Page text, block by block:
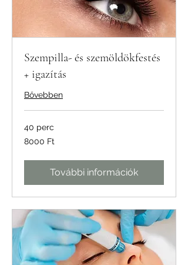
Szempilla- és szemöldökfestés
+ igazítás
Bővebben
40 perc
8000
magyar
8000 Ft
További információk